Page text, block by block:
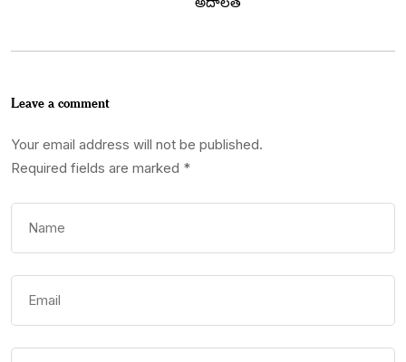
Leave a comment
Your email address will not be published.
Required fields are marked *